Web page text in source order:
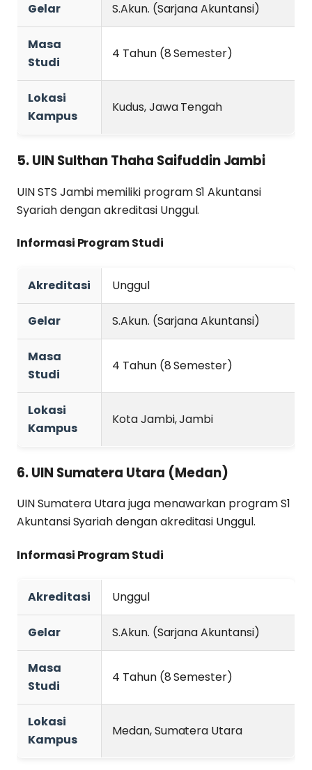
Gelar S.Akun. (Sarjana Akuntansi)
Masa
Studi
4 Tahun (8 Semester)
Lokasi
Kampus
Kudus, Jawa Tengah
5. UIN Sulthan Thaha Saifuddin Jambi
UIN STS Jambi memiliki program S1 Akuntansi
Syariah dengan akreditasi Unggul.
Informasi Program Studi
Akreditasi Unggul
Gelar S.Akun. (Sarjana Akuntansi)
Masa
Studi
4 Tahun (8 Semester)
Lokasi
Kampus
Kota Jambi, Jambi
6. UIN Sumatera Utara (Medan)
UIN Sumatera Utara juga menawarkan program S1
Akuntansi Syariah dengan akreditasi Unggul.
Informasi Program Studi
Akreditasi Unggul
Gelar S.Akun. (Sarjana Akuntansi)
Masa
Studi
4 Tahun (8 Semester)
Lokasi
Kampus
Medan, Sumatera Utara